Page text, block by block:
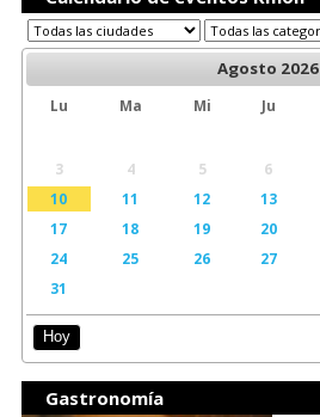
Agosto 2026
Lu Ma Mi Ju
3
4 5 6
10
11 12 13
17
18 19 20
24
25 26 27
31
Hoy
Gastronomía